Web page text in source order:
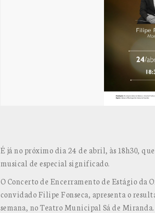
É já no próximo dia 24 de abril, às 18h30,
musical de especial significado.
O Concerto de Encerramento de Estágio da
convidado Filipe Fonseca, apresenta o
semana, no Teatro Municipal Sá de Miranda.